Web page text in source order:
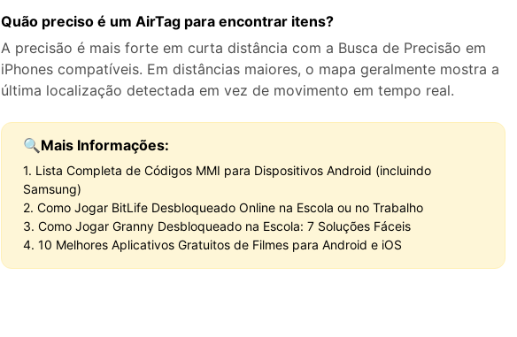
Quão preciso é um AirTag para encontrar itens?
A precisão é mais forte em curta distância com a Busca de Precisão em
iPhones compatíveis. Em distâncias maiores, o mapa geralmente mostra a
última localização detectada em vez de movimento em tempo real.
🔍Mais Informações:
1. Lista Completa de Códigos MMI para Dispositivos Android (incluindo
Samsung)
2. Como Jogar BitLife Desbloqueado Online na Escola ou no Trabalho
3. Como Jogar Granny Desbloqueado na Escola: 7 Soluções Fáceis
4. 10 Melhores Aplicativos Gratuitos de Filmes para Android e iOS